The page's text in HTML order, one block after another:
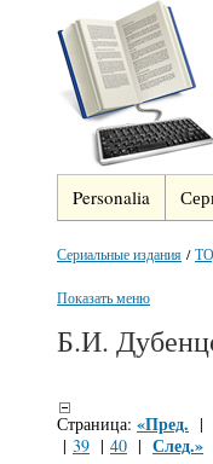
Personalia
Сериальные издания /
Показать меню
Б.И.
Страница: «Пред. |
| 39 | 40 | След.»